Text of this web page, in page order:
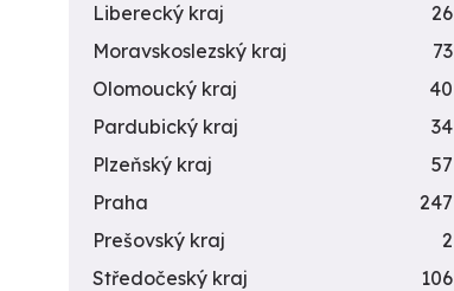
Liberecký kraj
26
Moravskoslezský kraj
73
Olomoucký kraj
40
Pardubický kraj
34
Plzeňský kraj
57
Praha
247
Prešovský kraj
2
Středočeský kraj
106